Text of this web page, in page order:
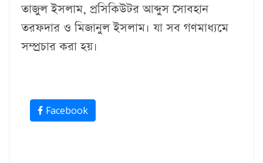
তাজুল ইসলাম, প্রসিকিউটর আব্দুস সোবহান
তরফদার ও মিজানুল ইসলাম। যা সব গণমাধ্যমে
সম্প্রচার করা হয়।
Facebook